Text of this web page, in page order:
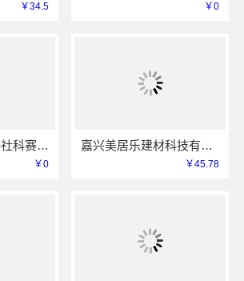
￥34.5 ￥0
大连MPAcc培训-社科赛斯会计专硕考研服务人才伴您成长
￥0
嘉兴美居乐建材科技有限公司透明报价联系电话
￥45.78